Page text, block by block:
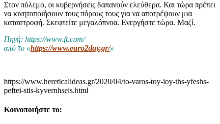
Στον πόλεμο, οι κυβερνήσεις δαπανούν ελεύθερα. Και τώρα πρέπει
να κινητοποιήσουν τους πόρους τους για να αποτρέψουν μια
καταστροφή. Σκεφτείτε μεγαλόπνοα. Ενεργήστε τώρα. Μαζί.
Πηγή: https://www.ft.com/
από το «https://www.euro2day.gr/»
https://www.hereticalideas.gr/2020/04/to-varos-toy-ioy-ths-yfeshs-
peftei-stis-kyvernhseis.html
Κοινοποιήστε το: